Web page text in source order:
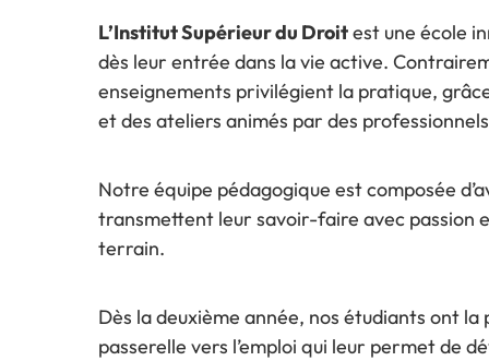
L’Institut Supérieur du Droitest une école
dès leur entrée dans la vie active.
enseignements privilégient la pratique,
et des ateliers animés par des
Notre équipe pédagogique est composée
transmettent leur savoir-faire avec passion
terrain.
Dès la deuxième année, nos étudiants ont
passerelle vers l’emploi qui leur permet de